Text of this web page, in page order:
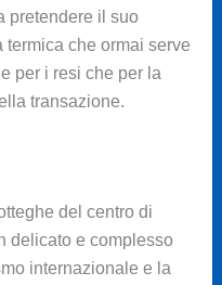
pretendere il suo
termica che ormai serve
per i resi che per la
transazione.
del centro di
delicato e complesso
internazionale e la